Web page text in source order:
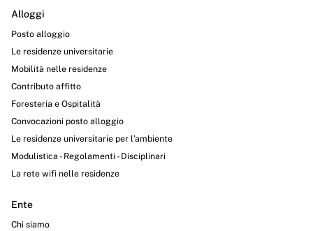
Alloggi
Posto alloggio
Le residenze universitarie
Mobilità nelle residenze
Contributo affitto
Foresteria e Ospitalità
Convocazioni posto alloggio
Le residenze universitarie per l’ambiente
Modulistica - Regolamenti - Disciplinari
La rete wifi nelle residenze
Ente
Chi siamo